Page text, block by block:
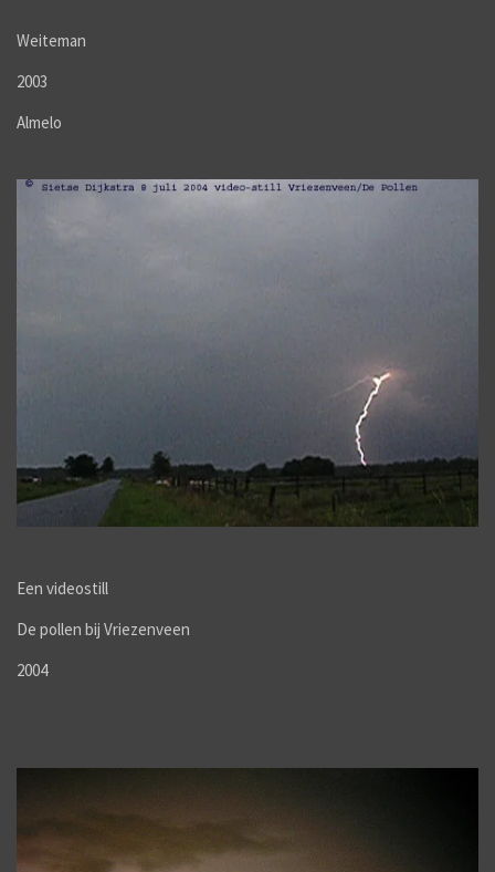
Weiteman
2003
Almelo
Een videostill
De pollen bij Vriezenveen
2004